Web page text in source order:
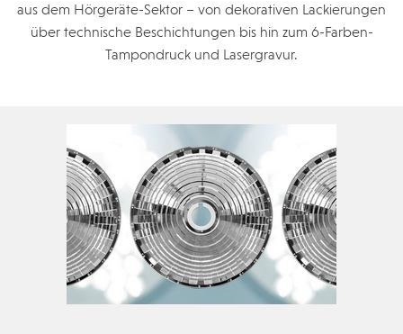
aus dem Hörgeräte-Sektor – von dekorativen Lackierungen
über technische Beschichtungen bis hin zum 6-Farben-
Tampondruck und Lasergravur.